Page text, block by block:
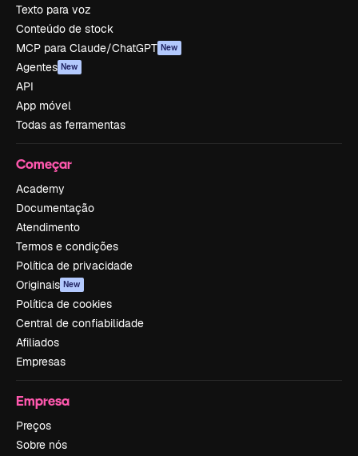
Texto para voz
Conteúdo de stock
MCP para Claude/ChatGPT New
Agentes New
API
App móvel
Todas as ferramentas
Começar
Academy
Documentação
Atendimento
Termos e condições
Política de privacidade
Originais New
Política de cookies
Central de confiabilidade
Afiliados
Empresas
Empresa
Preços
Sobre nós